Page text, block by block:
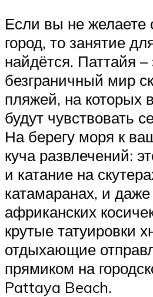
Если вы не желаете
город, то занятие
найдётся. Паттайя –
безграничный мир
пляжей, на которых
будут чувствовать
На берегу моря к
куча развлечений:
и катание на
катамаранах, и
африканских
крутые татуировки
отдыхающие
прямиком на
Pattaya Beach.